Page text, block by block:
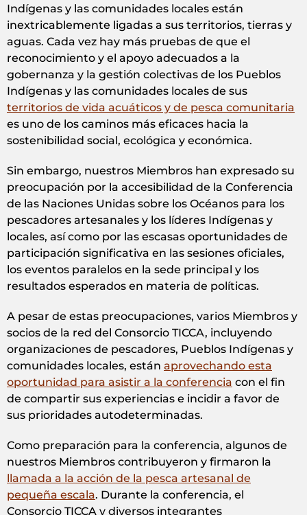
Indígenas y las comunidades locales están
inextricablemente ligadas a sus territorios, tierras y
aguas. Cada vez hay más pruebas de que el
reconocimiento y el apoyo adecuados a la
gobernanza y la gestión colectivas de los Pueblos
Indígenas y las comunidades locales de sus
territorios de vida acuáticos y de pesca comunitaria
es uno de los caminos más eficaces hacia la
sostenibilidad social, ecológica y económica.
Sin embargo, nuestros Miembros han expresado su
preocupación por la accesibilidad de la Conferencia
de las Naciones Unidas sobre los Océanos para los
pescadores artesanales y los líderes Indígenas y
locales, así como por las escasas oportunidades de
participación significativa en las sesiones oficiales,
los eventos paralelos en la sede principal y los
resultados esperados en materia de políticas.
A pesar de estas preocupaciones, varios Miembros y
socios de la red del Consorcio TICCA, incluyendo
organizaciones de pescadores, Pueblos Indígenas y
comunidades locales, están aprovechando esta
oportunidad para asistir a la conferencia con el fin
de compartir sus experiencias e incidir a favor de
sus prioridades autodeterminadas.
Como preparación para la conferencia, algunos de
nuestros Miembros contribuyeron y firmaron la
llamada a la acción de la pesca artesanal de
pequeña escala. Durante la conferencia, el
Consorcio TICCA y diversos integrantes